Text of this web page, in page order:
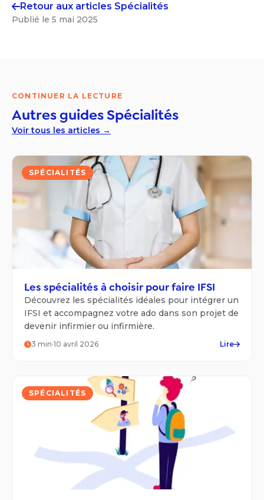
Retour aux articles Spécialités
Publié le 5 mai 2025
CONTINUER LA LECTURE
Autres guidesSpécialités
Voir tous les articles →
SPÉCIALITÉS
Les spécialités à choisir pour faire IFSI
Découvrez les spécialités idéales pour intégrer un
IFSI et accompagnez votre ado dans son projet de
devenir infirmier ou infirmière.
3 min·10 avril 2026 Lire
SPÉCIALITÉS